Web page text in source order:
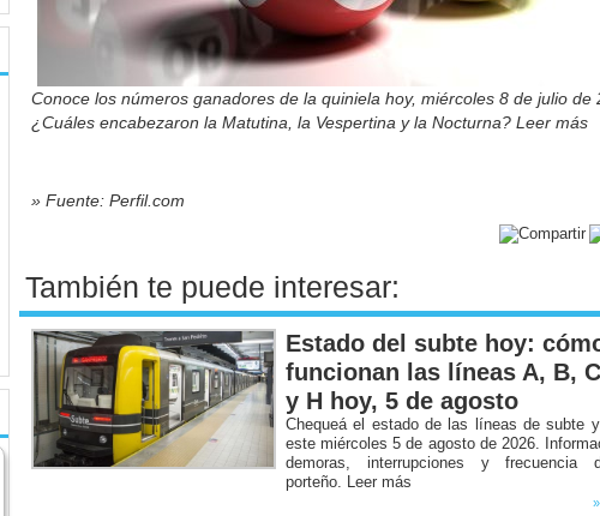
Conoce los números ganadores de la quiniela hoy, miércoles 8 de julio de
¿Cuáles encabezaron la Matutina, la Vespertina y la Nocturna? Leer más
» Fuente: Perfil.com
También te puede interesar:
Estado del subte hoy:
funcionan las líneas A, B,
y H hoy, 5 de agosto
Chequeá el estado de las líneas de subte
este miércoles 5 de agosto de 2026.
demoras, interrupciones y frecuencia
porteño. Leer más